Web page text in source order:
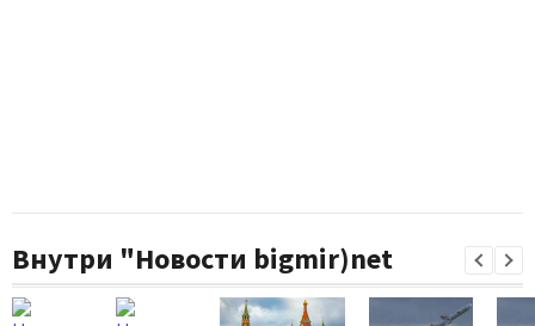
Внутри "Новости bigmir)net